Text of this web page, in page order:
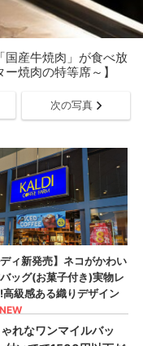
国産牛焼肉」が食べ放
焼肉の特等席～】
次の写真